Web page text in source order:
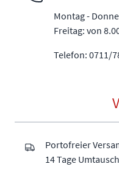
Montag -
Freitag: von
Telefon: 0711/
Portofreier
14 Tage